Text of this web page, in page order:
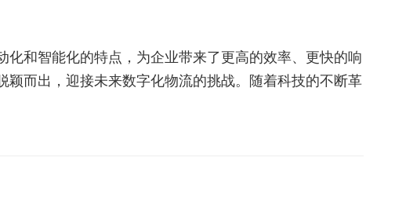
和智能化的特点，为企业带来了更高的效率、更快的响
而出，迎接未来数字化物流的挑战。随着科技的不断革